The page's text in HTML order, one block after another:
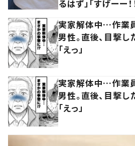
るはず」「すげーー！
実家解体中…作業
男性。直後、目撃
「えっ」
実家解体中…作業
男性。直後、目撃
「えっ」